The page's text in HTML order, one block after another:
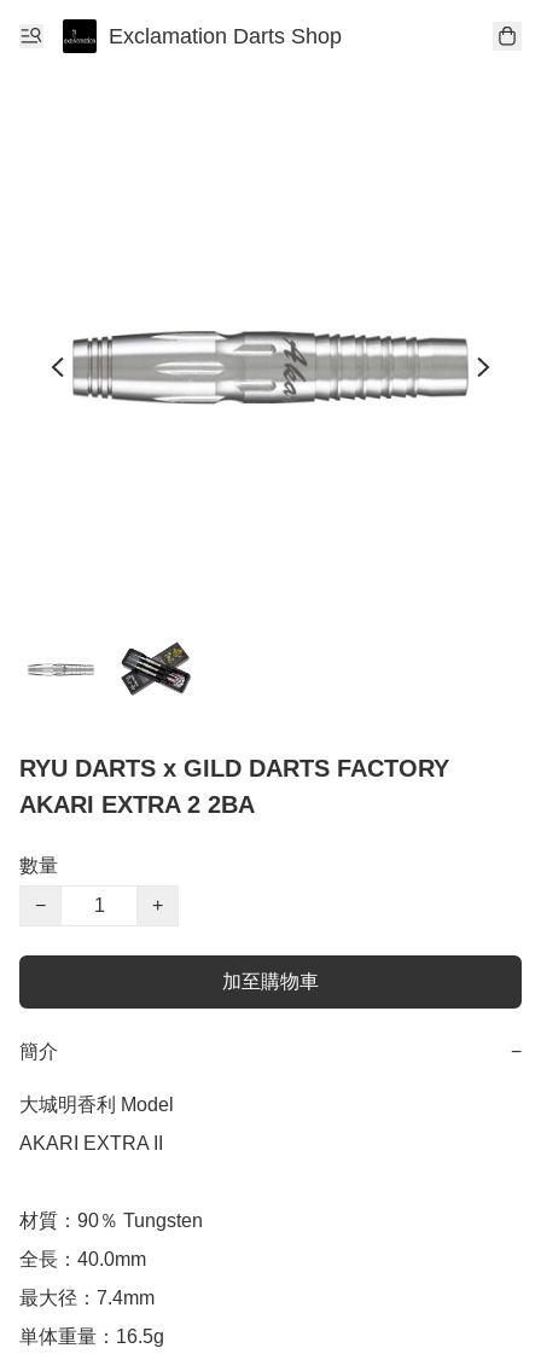
Exclamation Darts Shop
RYU DARTS x GILD DARTS FACTORY
AKARI EXTRA 2 2BA
數量
−
+
加至購物車
簡介 −
大城明香利 Model
AKARI EXTRA II
材質：90％ Tungsten
全長：40.0mm
最大径：7.4mm
単体重量：16.5g